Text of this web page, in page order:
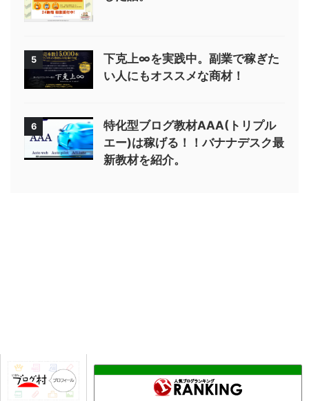
5
下克上∞を実践中。副業で稼ぎた
い人にもオススメな商材！
6
特化型ブログ教材AAA(トリプル
エー)は稼げる！！バナナデスク最
新教材を紹介。
借金返済〜債務超過からの帰還
16位 座右の銘はケセラセラ -11社830万 借金生活の記録-
借金返済ブログ